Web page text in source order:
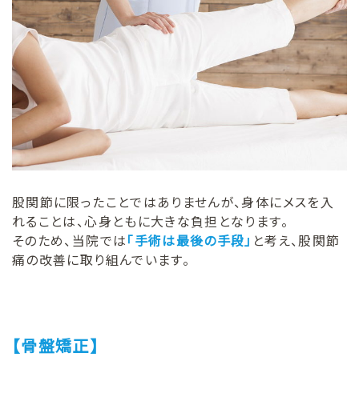
股関節に限ったことではありませんが、身体にメスを入
れることは、心身ともに大きな負担となります。
そのため、当院では 「手術は最後の手段」 と考え、股関節
痛の改善に取り組んでいます。
【骨盤矯正】